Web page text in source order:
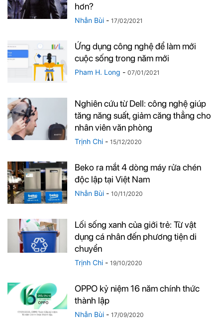
hơn?
Nhẫn Bùi - 17/02/2021
Ứng dụng công nghệ để làm mới
cuộc sống trong năm mới
Pham H. Long - 07/01/2021
Nghiên cứu từ Dell: công nghệ giúp
tăng năng suất, giảm căng thẳng cho
nhân viên văn phòng
Trịnh Chi - 15/12/2020
Beko ra mắt 4 dòng máy rửa chén
độc lập tại Việt Nam
Nhẫn Bùi - 10/11/2020
Lối sống xanh của giới trẻ: Từ vật
dụng cá nhân đến phương tiện di
chuyển
Trịnh Chi - 19/10/2020
OPPO kỷ niệm 16 năm chính thức
thành lập
Nhẫn Bùi - 17/09/2020